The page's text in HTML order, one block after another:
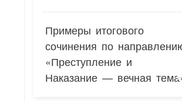
Примеры итогового
сочинения по
«Преступление и
Наказание — вечная